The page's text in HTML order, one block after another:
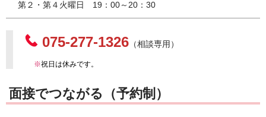
第２・第４火曜日 19：00～20：30
075-277-1326 （相談専用）
※祝日は休みです。
面接でつながる（予約制）